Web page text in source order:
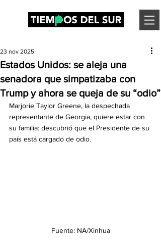
Estados Unidos: se aleja una
senadora que simpatizaba con
Trump y ahora se queja de su “odio”
23 nov 2025
Marjorie Taylor Greene, la despechada
representante de Georgia, quiere estar con
su familia: descubrió que el Presidente de su
país está cargado de odio.
Fuente: NA/Xinhua